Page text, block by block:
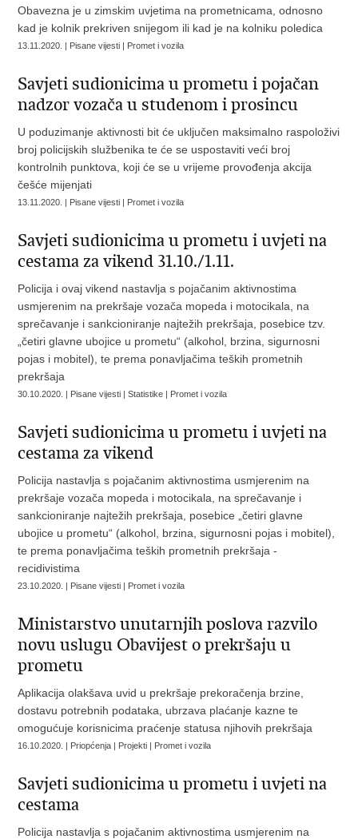
Obavezna je u zimskim uvjetima na prometnicama, odnosno
kad je kolnik prekriven snijegom ili kad je na kolniku poledica
13.11.2020. | Pisane vijesti | Promet i vozila
Savjeti sudionicima u prometu i pojačan
nadzor vozača u studenom i prosincu
U poduzimanje aktivnosti bit će uključen maksimalno raspoloživi
broj policijskih službenika te će se uspostaviti veći broj
kontrolnih punktova, koji će se u vrijeme provođenja akcija
češće mijenjati
13.11.2020. | Pisane vijesti | Promet i vozila
Savjeti sudionicima u prometu i uvjeti na
cestama za vikend 31.10./1.11.
Policija i ovaj vikend nastavlja s pojačanim aktivnostima
usmjerenim na prekršaje vozača mopeda i motocikala, na
sprečavanje i sankcioniranje najtežih prekršaja, posebice tzv.
„četiri glavne ubojice u prometu“ (alkohol, brzina, sigurnosni
pojas i mobitel), te prema ponavljačima teških prometnih
prekršaja
30.10.2020. | Pisane vijesti | Statistike | Promet i vozila
Savjeti sudionicima u prometu i uvjeti na
cestama za vikend
Policija nastavlja s pojačanim aktivnostima usmjerenim na
prekršaje vozača mopeda i motocikala, na sprečavanje i
sankcioniranje najtežih prekršaja, posebice „četiri glavne
ubojice u prometu“ (alkohol, brzina, sigurnosni pojas i mobitel),
te prema ponavljačima teških prometnih prekršaja -
recidivistima
23.10.2020. | Pisane vijesti | Promet i vozila
Ministarstvo unutarnjih poslova razvilo
novu uslugu Obavijest o prekršaju u
prometu
Aplikacija olakšava uvid u prekršaje prekoračenja brzine,
dostavu potrebnih podataka, ubrzava plaćanje kazne te
omogućuje korisnicima praćenje statusa njihovih prekršaja
16.10.2020. | Priopćenja | Projekti | Promet i vozila
Savjeti sudionicima u prometu i uvjeti na
cestama
Policija nastavlja s pojačanim aktivnostima usmjerenim na